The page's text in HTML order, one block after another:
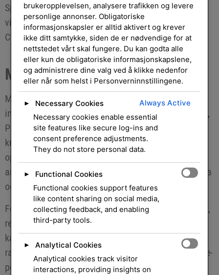
Spar tid, forsterk produktiviteten, og driv
virksomheten fremover raskere med Microsoft 365
Copilot.
Microsoft Copilot
Microsoft Copilot er en AI-drevet assistent som er
integrert i Microsofts applikasjoner som Word, Excel,
PowerPoint, Outlook og Teams. Copilot bruker
kunstig intelligens for å hjelpe brukere med å utføre
oppgaver mer effektivt, automatisere
arbeidsprosesser, og generere innhold basert på data
og innsikter fra programmene.
For eksempel kan Copilot i Word hjelpe med å skrive,
redigere eller sammenfatte tekst, mens det i Excel
kan analysere data og lage diagrammer eller
rapporter. I Outlook kan det bistå med å organisere e-
poster og sette opp møter, og i Teams kan det hjelpe
brukeropplevelsen, analysere trafikken og levere
personlige annonser. Obligatoriske
informasjonskapsler er alltid aktivert og krever
ikke ditt samtykke, siden de er nødvendige for at
nettstedet vårt skal fungere. Du kan godta alle
eller kun de obligatoriske informasjonskapslene,
og administrere dine valg ved å klikke nedenfor
eller når som helst i Personverninnstillingene.
► Necessary Cookies
Always Active
Necessary cookies enable essential
site features like secure log-ins and
consent preference adjustments.
They do not store personal data.
►
Functional Cookies
Functional cookies support features
like content sharing on social media,
collecting feedback, and enabling
third-party tools.
►
Analytical Cookies
Analytical cookies track visitor
interactions, providing insights on